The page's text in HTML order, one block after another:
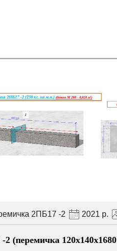
2ПБ17 -2 2021 р.
2 (перемичка 120х140х1680